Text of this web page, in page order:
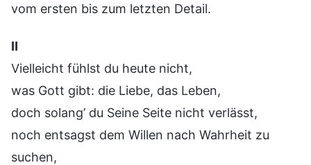
vom ersten bis zum letzten Detail.
Ⅱ
Vielleicht fühlst du heute nicht,
was Gott gibt: die Liebe, das Leben,
doch solang’ du Seine Seite nicht verlässt,
noch entsagst dem Willen nach Wahrheit zu
suchen,